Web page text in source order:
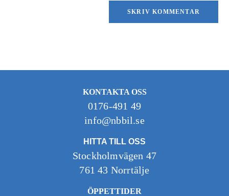
KONTAKTA OSS
0176-491 49
info@nbbil.se
HITTA TILL OSS
Stockholmvägen 47
761 43 Norrtälje
ÖPPETTIDER